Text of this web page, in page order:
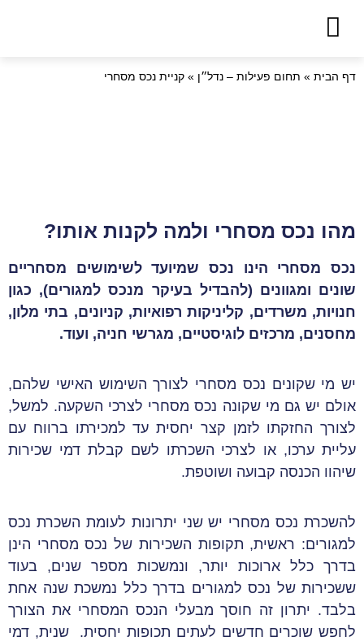
דף הבית » תחום פעילות – נדל״ן » קניית נכס מסחרי
מהו נכס מסחרי ולמה לקנות אותו?
נכס מסחרי הינו נכס שמיועד לשימושים מסחריים
שונים ומגוונים (להבדיל בעיקר מנכס למגורים), כגון
חנויות, משרדים, קליניקות רפואיות, קניונים, בתי מלון,
מחסנים, מרכזים לוגיסטיים, מגרשי חניה, ועוד.
יש מי שקונים נכס מסחרי לצורך השימוש האישי שלהם,
אולם יש גם מי שקונה נכס מסחרי לצרכי השקעה. למשל,
לצורך החזקתו לזמן קצר יחסית עד למכירתו ברווח עם
עליית ערכו, או לצרכי השכרתו לשם קבלת דמי שכירות
שיהוו הכנסה קבועה ושוטפת.
להשכרת נכס מסחרי יש שני יתרונות לעומת השכרת נכס
למגורים: ראשית, תקופות השכירות של נכס מסחרי הינן
בדרך כלל ארוכות יותר, ונמשכות מספר שנים, בעוד
ששכירות של נכס למגורים בדרך כלל נמשכת שנה אחת
בלבד. יתרון זה חוסך מבעלי הנכס המסחרי את הצורך
לחפש שוכרים חדשים לעתים תכופות יחסית. שנית, דמי